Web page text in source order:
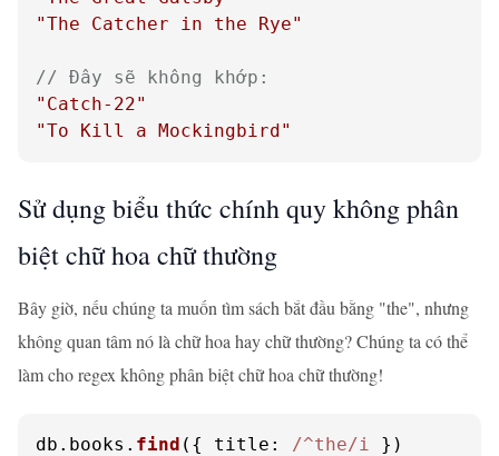
"The Catcher in the Rye"
// Đây sẽ không khớp:
"Catch-22"
"To Kill a Mockingbird"
Sử dụng biểu thức chính quy không phân
biệt chữ hoa chữ thường
Bây giờ, nếu chúng ta muốn tìm sách bắt đầu bằng "the", nhưng
không quan tâm nó là chữ hoa hay chữ thường? Chúng ta có thể
làm cho regex không phân biệt chữ hoa chữ thường!
db. books . find ({ title : /^the/i })